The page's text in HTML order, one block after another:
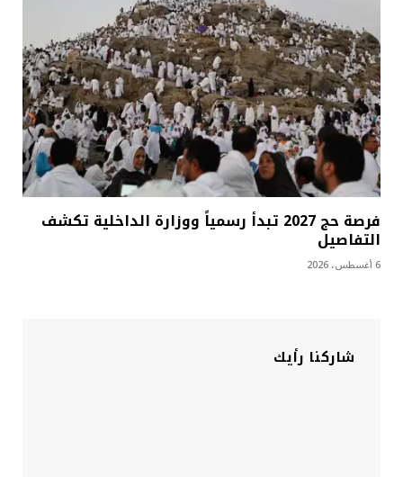
فرصة حج 2027 تبدأ رسمياً ووزارة الداخلية تكشف
التفاصيل
6 أغسطس، 2026
شاركنا رأيك